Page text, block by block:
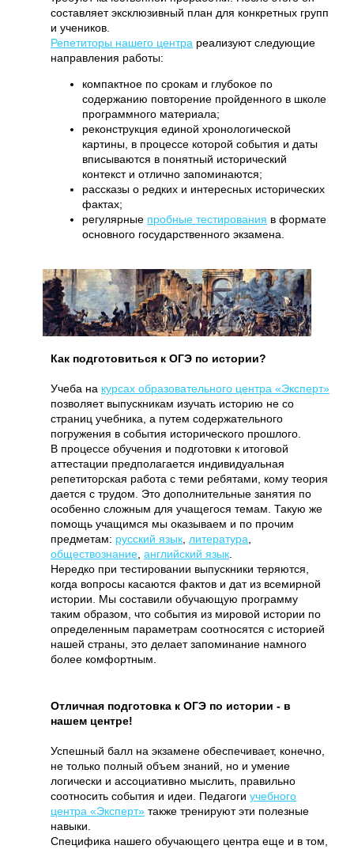
составляет эксклюзивный план для конкретных групп
и учеников.
Репетиторы нашего центра реализуют следующие
направления работы:
компактное по срокам и глубокое по
содержанию повторение пройденного в школе
программного материала;
реконструкция единой хронологической
картины, в процессе которой события и даты
вписываются в понятный исторический
контекст и отлично запоминаются;
рассказы о редких и интересных исторических
фактах;
регулярные пробные тестирования в формате
основного государственного экзамена.
Отличная подготовка к ОГЭ по истории - в
нашем центре!
Успешный балл на экзамене обеспечивает, конечно,
не только полный объем знаний, но и умение
логически и ассоциативно мыслить, правильно
соотносить события и идеи. Педагоги учебного
центра «Эксперт» также тренируют эти полезные
навыки.
Специфика нашего обучающего центра еще и в том,
Как подготовиться к ОГЭ по истории?
Учеба на курсах образовательного центра «Эксперт»
позволяет выпускникам изучать историю не со
страниц учебника, а путем содержательного
погружения в события исторического прошлого.
В процессе обучения и подготовки к итоговой
аттестации предполагается индивидуальная
репетиторская работа с теми ребятами, кому теория
дается с трудом. Это дополнительные занятия по
особенно сложным для учащегося темам. Такую же
помощь учащимся мы оказываем и по прочим
предметам: русский язык литература
обществознание английский язык
Нередко при тестировании выпускники теряются,
когда вопросы касаются фактов и дат из всемирной
истории. Мы составили обучающую программу
таким образом, что события из мировой истории по
определенным параметрам соотносятся с историей
нашей страны, это делает запоминание намного
более комфортным.